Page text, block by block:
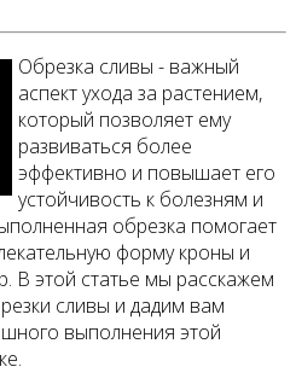
Обрезка сливы - важный
аспект ухода за растением,
который позволяет ему
развиваться более
эффективно и повышает его
устойчивость к болезням и
обрезка помогает
форму кроны и
В этой статье мы расскажем
сливы и дадим вам
выполнения этой